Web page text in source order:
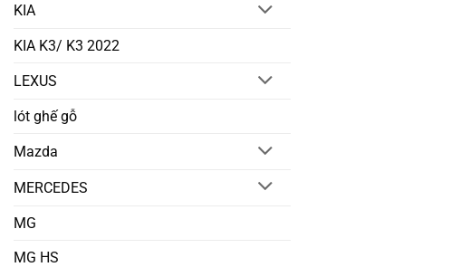
KIA
KIA K3/ K3 2022
LEXUS
lót ghế gỗ
Mazda
MERCEDES
MG
MG HS